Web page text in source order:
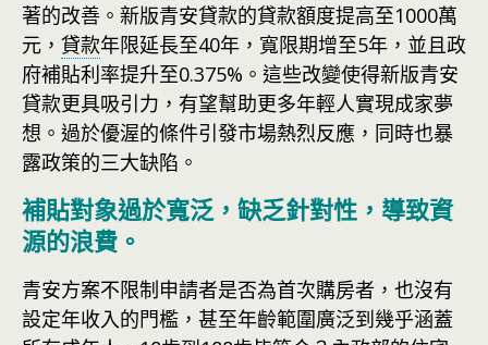
著的改善。新版青安貸款的貸款額度提高至1000萬
元， 貸款年限延長至40年，寬限期增至5年，並且政
府補貼利率提升至0.375%。這些改變使得新版青安
貸款更具吸引力，有望幫助更多年輕人實現成家夢
想。過於優渥的條件引發市場熱烈反應，同時也暴
露政策的三大缺陷。
補貼對象過於寬泛，缺乏針對性，導致資
源的浪費。
青安方案不限制申請者是否為首次購房者，也沒有
設定年收入的門檻，甚至年齡範圍廣泛到幾乎涵蓋